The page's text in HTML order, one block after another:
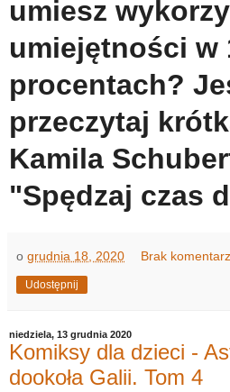
umiesz
umiejętności w
procentach?
przeczytaj
Kamila
"Spędzaj czas
o grudnia 18, 2020 Brak
Udostępnij
niedziela, 13 grudnia 2020
Komiksy dla dzieci -
dookoła Galii. Tom 4